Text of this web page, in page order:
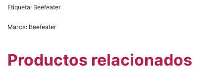
Etiqueta: Beefeater
Marca: Beefeater
Productos relacionados